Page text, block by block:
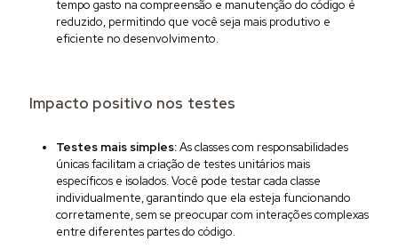
tempo gasto na compreensão e manutenção do código é
reduzido, permitindo que você seja mais produtivo e
eficiente no desenvolvimento.
Impacto positivo nos testes
Testes mais simples:As classes com responsabilidades
únicas facilitam a criação de testes unitários mais
específicos e isolados. Você pode testar cada classe
individualmente, garantindo que ela esteja funcionando
corretamente, sem se preocupar com interações complexas
entre diferentes partes do código.